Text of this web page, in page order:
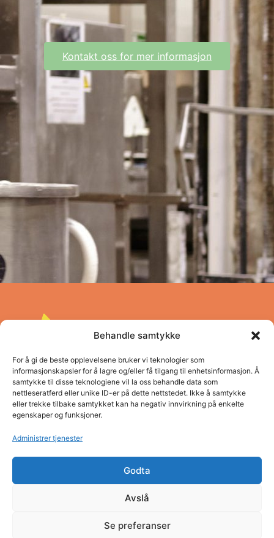
Behandle samtykke
For å gi de beste opplevelsene bruker vi teknologier som
informasjonskapsler for å lagre og/eller få tilgang til enhetsinformasjon. Å
samtykke til disse teknologiene vil la oss behandle data som
nettleseratferd eller unike ID-er på dette nettstedet. Ikke å samtykke
eller trekke tilbake samtykket kan ha negativ innvirkning på enkelte
egenskaper og funksjoner.
Administrer tjenester
Godta
Avslå
Se preferanser
Kontakt oss for mer informasjon
Pro Vestland opplæringskontor
Adresse: Concordbygget, Firdaveien 6
Telefon: (+47) 57 83 22 60
E-post: post@pro.sf.no
Organisasjonsnummer: NO980 026 655